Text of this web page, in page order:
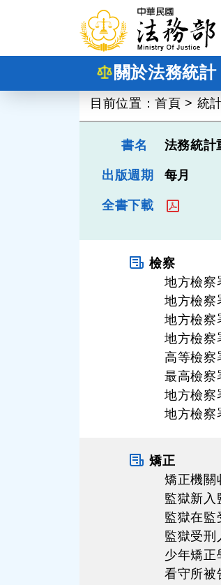
跳到主要內容
關於法務統計
目前位置：首頁 > 統
書名 法務統計
出版週期 每月
全書下載
檢察
地方檢察
地方檢察
地方檢察
地方檢察
高等檢察
最高檢察
地方檢察
地方檢察
矯正
矯正機關
監獄新入
監獄在監
監獄受刑
少年矯正
看守所被